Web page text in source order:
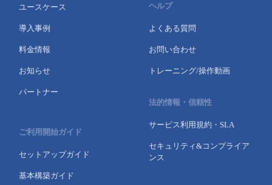
ユースケース
導入事例
料金情報
お知らせ
パートナー
ご利用開始ガイド
セットアップガイド
基本構築ガイド
ヘルプ
よくある質問
お問い合わせ
トレーニング/操作動画
法的情報・信頼性
サービス利用規約・SLA
セキュリティ&コンプライア
ンス